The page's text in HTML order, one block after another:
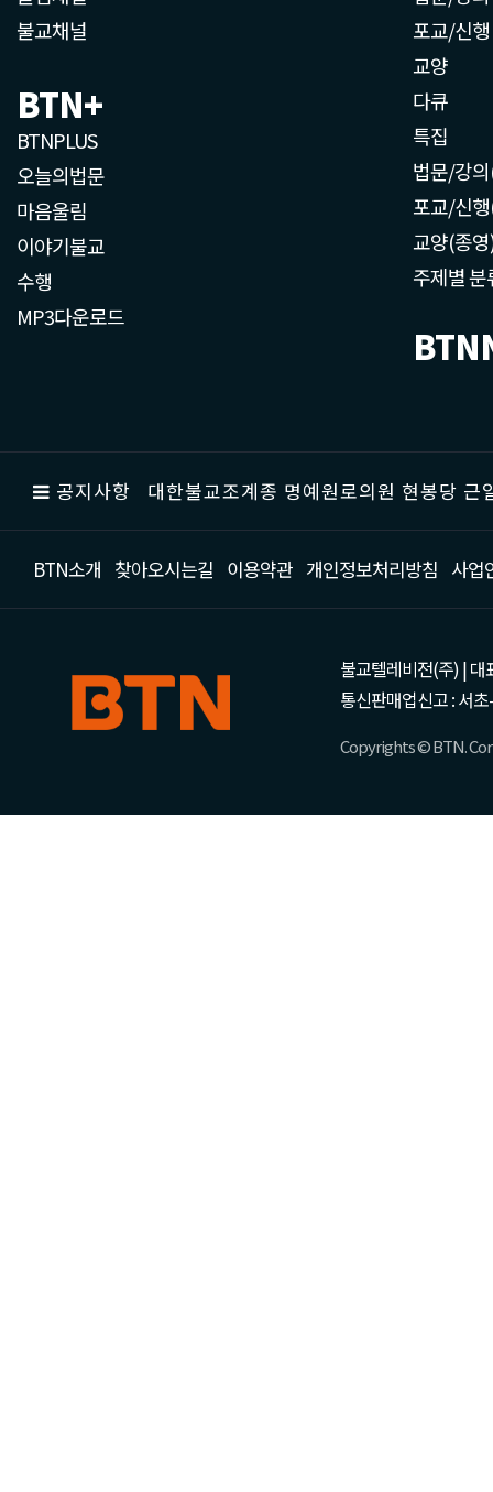
불교채널
BTN+
BTNPLUS
오늘의법문
마음울림
이야기불교
수행
MP3다운로드
포교/신행
교양
다큐
특집
법문/강
포교/신
교양(종
주제별 분
공지사항 대한불교조계종 명예원로의원 현봉당
BTN소개 찾아오시는길 이용약관 개인정보처리방침 사업
불교텔레비전(주) | 대
통신판매업신고 : 서
Copyrights © BTN.